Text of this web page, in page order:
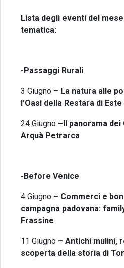
Lista degli eventi del
tematica:
-Passaggi Rurali
3 Giugno – La natura alle
l’Oasi della Restara di Este
24 Giugno – Il panorama
Arquà Petrarca
-Before Venice
4 Giugno – Commerci e
campagna padovana:
Frassine
11 Giugno – Antichi mulini,
scoperta della storia di